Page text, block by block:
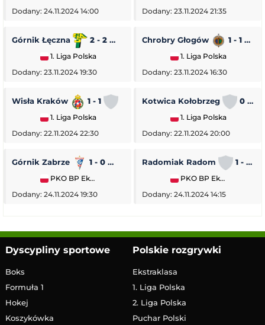
Dodany: 24.11.2024 14:00 Dodany: 23.11.2024 21:35
Górnik Łęczna 2 - 2 GKS Tychy
1. Liga Polska
Dodany: 23.11.2024 19:30
Chrobry Głogów 1 - 1
1. Liga Polska
Dodany: 23.11.2024 16:30
Wisła Kraków 1 - 1 Stal Rzeszów
1. Liga Polska
Dodany: 22.11.2024 22:30
Kotwica Kołobrzeg 0 - 5
1. Liga Polska
Dodany: 22.11.2024 20:00
Górnik Zabrze 1 - 0 Piast Gliwice
PKO BP Ekstraklasa
Dodany: 24.11.2024 19:30
Radomiak Radom 1 - 2
PKO BP Ekstraklasa
Dodany: 24.11.2024 14:15
Dyscypliny sportowe
Boks
Formuła 1
Hokej
Koszykówka
Polskie rozgrywki
Ekstraklasa
1. Liga Polska
2. Liga Polska
Puchar Polski